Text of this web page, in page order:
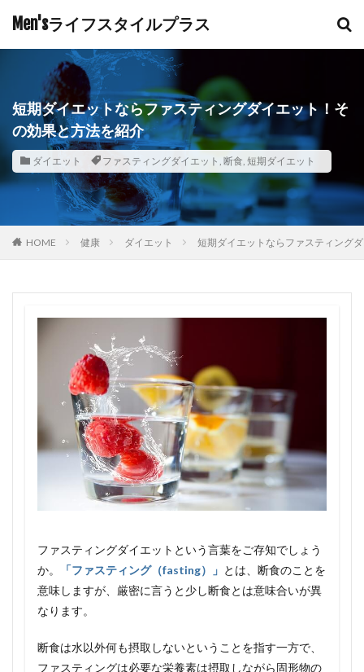
Men'sライフスタイルプラス
短期ダイエットならファスティングダイエット！そ
の効果と方法を紹介
ダイエット ファスティングダイエット , 断食, 短期ダイエット
HOME 健康 ダイエット 短期ダイエットならファスティング
ファスティングダイエットという言葉をご存知でしょう
か。
「ファスティング（fasting）」 とは、断食のことを
意味しますが、厳密に言うと少し断食とは意味合いが異
なります。
断食は水以外何も摂取しないということを指す一方で、
ファスティングは必要な栄養素は摂取しながら固形物の